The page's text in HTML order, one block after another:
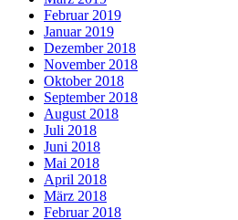
Februar 2019
Januar 2019
Dezember 2018
November 2018
Oktober 2018
September 2018
August 2018
Juli 2018
Juni 2018
Mai 2018
April 2018
März 2018
Februar 2018